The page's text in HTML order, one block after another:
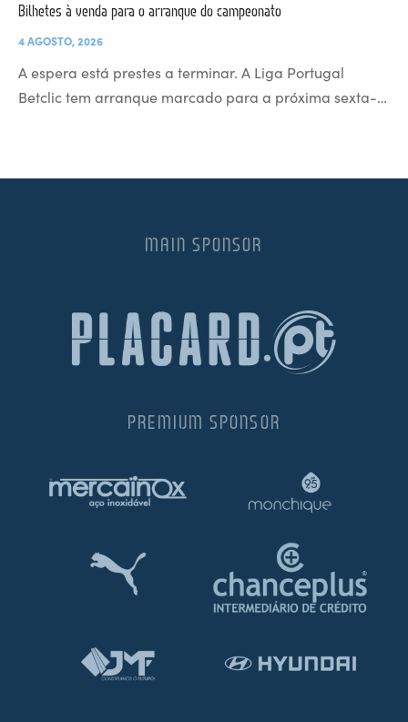
Bilhetes à venda para o arranque do campeonato
4 AGOSTO, 2026
A espera está prestes a terminar. A Liga Portugal
Betclic tem arranque marcado para a próxima sexta-…
MAIN SPONSOR
PREMIUM SPONSOR